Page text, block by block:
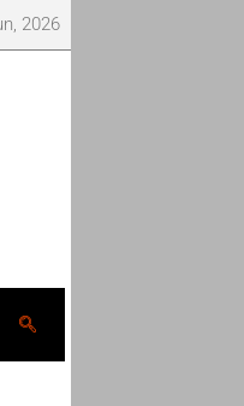
2026